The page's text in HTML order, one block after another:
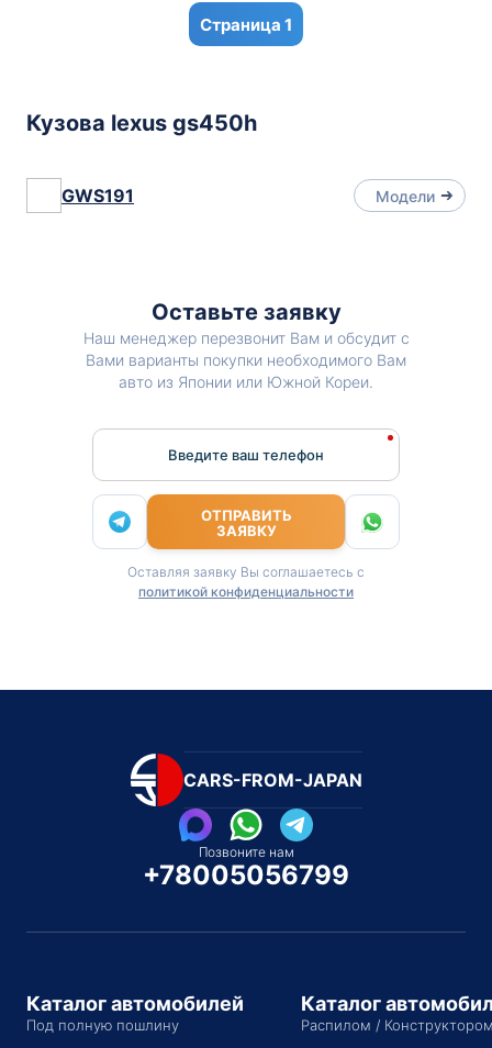
1
Кузова lexus gs450h
GWS191 Модели
Оставьте заявку
Наш менеджер перезвонит Вам и обсудит с
Вами варианты покупки необходимого Вам
авто из Японии или Южной Кореи.
Введите ваш телефон
ОТПРАВИТЬ
ЗАЯВКУ
Оставляя заявку Вы соглашаетесь с
политикой конфиденциальности
CARS-FROM-JAPAN
Позвоните нам
+78005056799
Каталог автомобилей
Под полную пошлину
Каталог
Распилом /